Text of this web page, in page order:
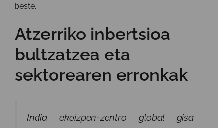
beste.
Atzerriko inbertsioa
bultzatzea eta
sektorearen erronkak
India ekoizpen-zentro global gisa